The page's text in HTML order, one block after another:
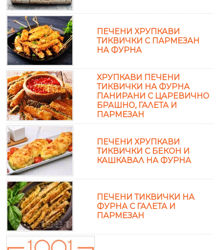
ПЕЧЕНИ ХРУПКАВИ
ТИКВИЧКИ С ПАРМЕЗАН
НА ФУРНА
ХРУПКАВИ ПЕЧЕНИ
ТИКВИЧКИ НА ФУРНА
ПАНИРАНИ С ЦАРЕВИЧНО
БРАШНО, ГАЛЕТА И
ПАРМЕЗАН
ПЕЧЕНИ ХРУПКАВИ
ТИКВИЧКИ С БЕКОН И
КАШКАВАЛ НА ФУРНА
ПЕЧЕНИ ТИКВИЧКИ НА
ФУРНА С ГАЛЕТА И
ПАРМЕЗАН